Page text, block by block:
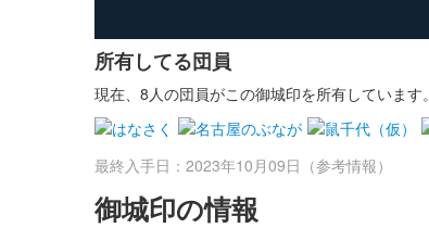
所有してる団員
現在、8人の団員がこの御城印を所有しています。
最終入手日：2023年10月09日（参考情報）
御城印の情報